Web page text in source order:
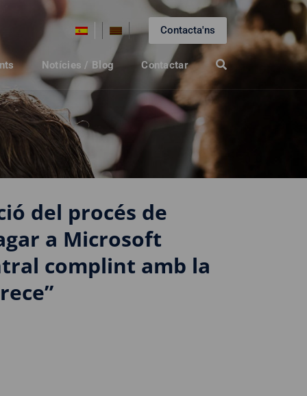
Contacta'ns
Notícies / Blog Contactar
del procés de
a Microsoft
complint amb la